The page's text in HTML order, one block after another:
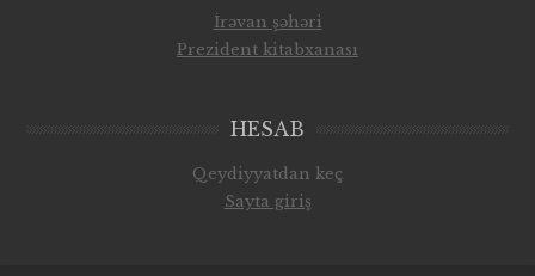
İrəvan şəhəri
Prezident kitabxanası
HESAB
Qeydiyyatdan keç
Sayta giriş